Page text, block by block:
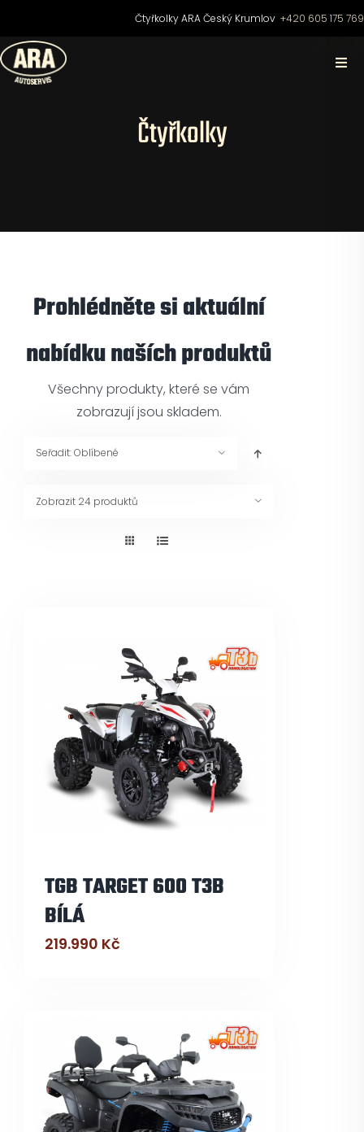
obsah
Čtyřkolky ARA Český Krumlov+420 605 175 769
Skútry
Čtyřkolky
Prohlédněte si aktuální
nabídku naších produktů
Všechny produkty, které se vám
zobrazují jsou skladem.
Seřadit:Oblíbené
Zobrazit 24 produktů
TGB TARGET 600 T3B
BÍLÁ
219.990 Kč